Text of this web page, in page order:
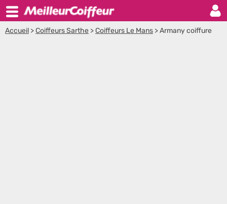
Accueil >Coiffeurs Sarthe >Coiffeurs Le Mans >Armany coiffure